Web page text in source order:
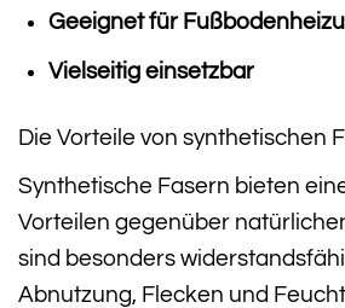
Geeignet für
Vielseitig einsetzbar
Die Vorteile von synthetischen
Synthetische Fasern bieten
Vorteilen gegenüber
sind besonders
Abnutzung, Flecken und